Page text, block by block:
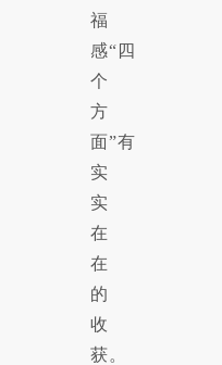
福
感“四
个
方
面”有
实
实
在
在
的
收
获。